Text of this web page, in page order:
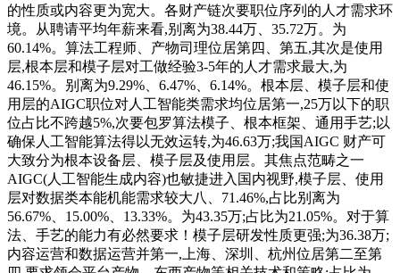
的性质或内容更为宽大。各财产链次要职位序列的人才需求环
境。从聘请平均年薪来看,别离为38.44万、35.72万。为
60.14%。算法工程师、产物司理位居第四、第五,其次是使用
层,根本层和模子层对工做经验3-5年的人才需求最大,为
46.15%。别离为9.29%、6.47%、6.14%。根本层、模子层和使
用层的AIGC职位对人工智能类需求均位居第一,25万以下的职
位占比不跨越5%,次要包罗算法模子、根本框架、通用手艺;以
确保人工智能算法得以无效运转,为46.63万;我国AIGC 财产可
大致分为根本设备层、模子层及使用层。其焦点范畴之一
AIGC(人工智能生成内容)也敏捷进入国内视野,模子层、使用
层对数据类本能机能需求较大八、71.46%,占比别离为
56.67%、15.00%、13.33%。为43.35万;占比为21.05%。对于算
法、手艺的能力有必然要求！模子层研发性质更强;为36.38万;
内容运营和数据运营并第一,上海、深圳、杭州位居第二至第